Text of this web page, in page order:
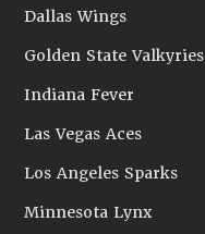
Dallas Wings
Golden State Valkyries
Indiana Fever
Las Vegas Aces
Los Angeles Sparks
Minnesota Lynx